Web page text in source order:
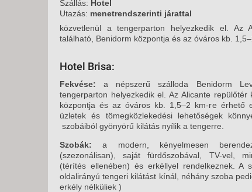
Szállás: Hotel
Utazás: menetrendszerinti járattal
közvetlenül a tengerparton helyezkedik el. Az
található, Benidorm központja és az óváros kb.
Hotel Brisa:
Fekvése: a népszerű szálloda Benidorm
tengerparton helyezkedik el. Az Alicante
központja és az óváros kb. 1,5–2 km-re érhető
üzletek és tömegközlekedési lehetőségek
szobáiból gyönyörű kilátás nyílik a tengerre.
Szobák: a modern, kényelmesen
(szezonálisan), saját fürdőszobával, TV-vel,
(térítés ellenében) és erkéllyel rendelkeznek. A
oldalirányú tengeri kilátást kínál, néhány szoba
erkély nélküliek )